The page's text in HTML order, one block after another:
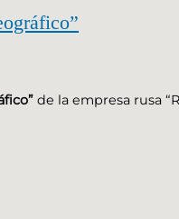
de la empresa rusa